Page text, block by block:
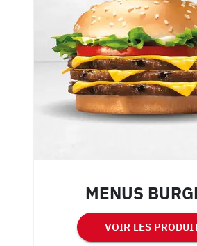
MENUS
VOIR LES